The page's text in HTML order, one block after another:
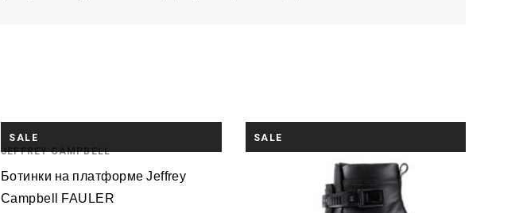
SALE
НЕТ В ПРОДАЖЕ
JEFFREY CAMPBELL
Ботинки на платформе Jeffrey
Campbell FAULER
SALE